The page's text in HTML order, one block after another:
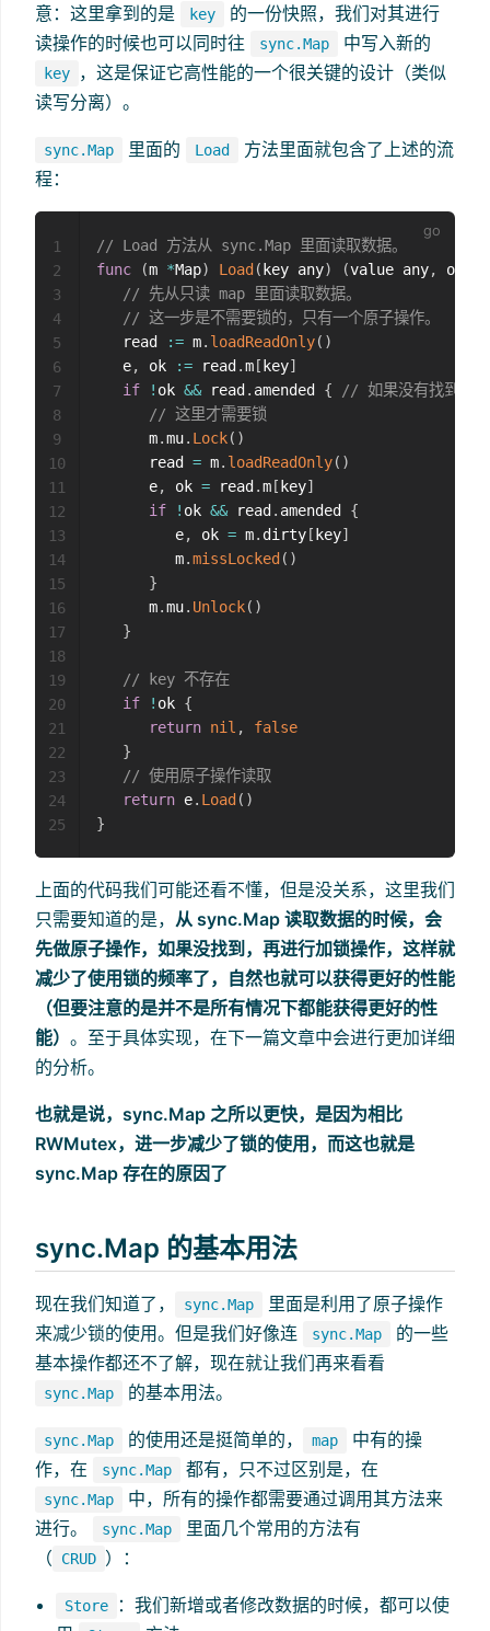
意：这里拿到的是
key
的一份快照，我们对其进行
读操作的时候也可以同时往
sync.Map 中写入新的
key
，这是保证它高性能的一个很关键的设计（类似
读写分离）。
sync.Map 里面的 Load
方法里面就包含了上述的流
程：
// Load 方法从 sync.Map 里面读取数据。
func
(m *Map) Load ( key any) (value any, ok
// 先从只读 map 里面读取数据。
// 这一步是不需要锁的，只有一个原子操作。
   read
:= m. loadReadOnly( )
   e
, ok := read .m [ key]
if
! ok && read . amended {
// 如果没有找到，
// 这里才需要锁
      m
.mu. Lock( )
      read
= m. loadReadOnly( )
      e
, ok = read .m [ key]
if
! ok && read . amended {
         e
, ok = m. dirty [ key]
         m
.missLocked ( )
}
      m
.mu. Unlock( )
}
// key 不存在
if
! ok {
return nil ,
false
}
// 使用原子操作读取
return e. Load ( )
}
1
2
3
4
5
6
7
8
9
10
11
12
13
14
15
16
17
18
19
20
21
22
23
24
25
上面的代码我们可能还看不懂，但是没关系，这里我们
只需要知道的是， 从 sync.Map 读取数据的时候，会
先做原子操作，如果没找到，再进行加锁操作，这样就
减少了使用锁的频率了，自然也就可以获得更好的性能
（但要注意的是并不是所有情况下都能获得更好的性
能） 。至于具体实现，在下一篇文章中会进行更加详细
的分析。
也就是说，sync.Map 之所以更快，是因为相比
RWMutex，进一步减少了锁的使用，而这也就是
sync.Map 存在的原因了
sync.Map 的基本用法
现在我们知道了， sync.Map
里面是利用了原子操作
来减少锁的使用。但是我们好像连
sync.Map
的一些
基本操作都还不了解，现在就让我们再来看看
sync.Map 的基本用法。
sync.Map 的使用还是挺简单的， map
中有的操
作，在
sync.Map 都有，只不过区别是，在
sync.Map
中，所有的操作都需要通过调用其方法来
进行。
sync.Map
里面几个常用的方法有
（
CRUD ）：
Store
：我们新增或者修改数据的时候，都可以使